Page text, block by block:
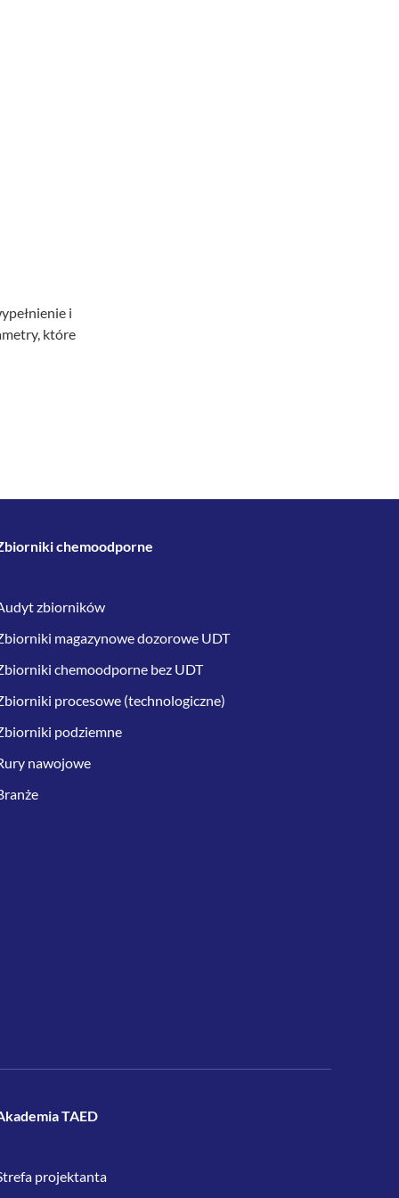
i
które
chemoodporne
zbiorników
magazynowe dozorowe UDT
chemoodporne bez UDT
procesowe (technologiczne)
podziemne
nawojowe
TAED
projektanta